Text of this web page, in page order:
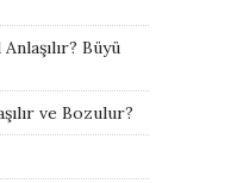
Büyü
ve Bozulur?